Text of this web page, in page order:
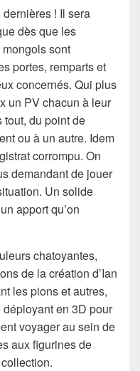
! Il sera
dès que les
sont
portes, remparts et
concernés. Qui plus
un PV chacun à leur
tout, du point de
ou à un autre. Idem
corrompu. On
demandant de jouer
Un solide
apport qu’on
chatoyantes,
de la création d’Ian
les pions et autres,
en 3D pour
voyager au sein de
aux figurines de